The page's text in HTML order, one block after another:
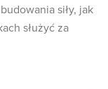
siły, jak
służyć za